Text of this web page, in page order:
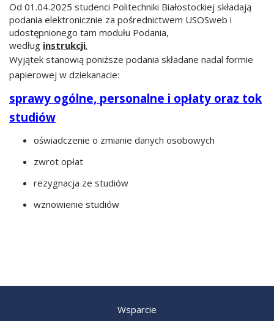
Od 01.04.2025 studenci Politechniki Białostockiej składają
podania elektronicznie za pośrednictwem USOSweb i
udostępnionego tam modułu Podania,
według instrukcji.
Wyjątek stanowią poniższe podania składane nadal formie
papierowej w dziekanacie:
sprawy ogólne, personalne i opłaty oraz tok
studiów
oświadczenie o zmianie danych osobowych
zwrot opłat
rezygnacja ze studiów
wznowienie studiów
Wsparcie